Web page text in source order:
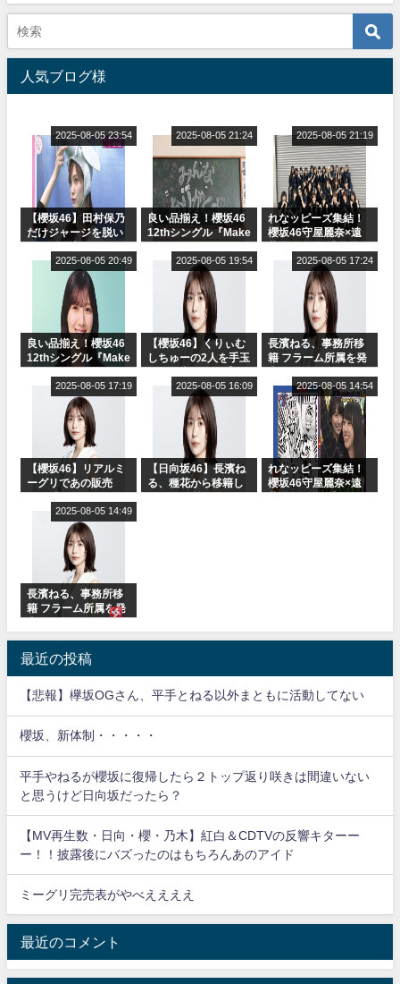
人気ブログ様
【櫻坂46】田村保乃
だけジャージを脱い
2025-08-05 23:54
良い品揃え！櫻坂46
12thシングル『Make
ャルグッズ絶賛販売
2025-08-05 21:24
れなッピーズ集結！
櫻坂46守屋麗奈×遠
ット！」水曜スタジ
オ出演決定
2025-08-05 21:19
良い品揃え！櫻坂46
12thシングル『Make
ャルグッズ絶賛販売
2025-08-05 20:49
【櫻坂46】くりぃむ
しちゅーの2人を手玉
りぃむナンタラ】
2025-08-05 19:54
長濱ねる、事務所移
籍 フラーム所属を発
2025-08-05 17:24
【櫻坂46】リアルミ
ーグリであの販売
Break』オフィシャ
ルグッズ解禁
2025-08-05 17:19
【日向坂46】長濱ね
る、種花から移籍し
2025-08-05 16:09
れなッピーズ集結！
櫻坂46守屋麗奈×遠
2025-08-05 14:54
長濱ねる、事務所移
籍 フラーム所属を発
2025-08-05 14:49
最近の投稿
【悲報】欅坂OGさん、平手とねる以外まともに活動してない
櫻坂、新体制・・・・・
平手やねるが櫻坂に復帰したら２トップ返り咲きは間違いない
と思うけど日向坂だったら？
【MV再生数・日向・櫻・乃木】紅白＆CDTVの反響キターー
ー！！披露後にバズったのはもちろんあのアイド
ミーグリ完売表がやべええええ
最近のコメント